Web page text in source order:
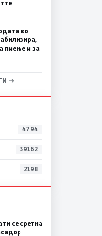
во
пиење и за
→
4794
39162
2198
се сретна